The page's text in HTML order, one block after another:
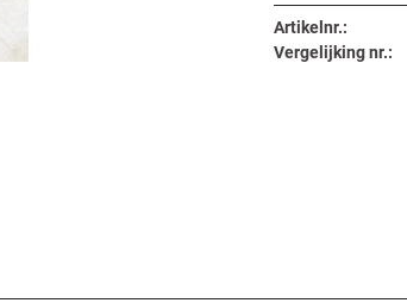
Artikelnr.:
Vergelijking nr.: